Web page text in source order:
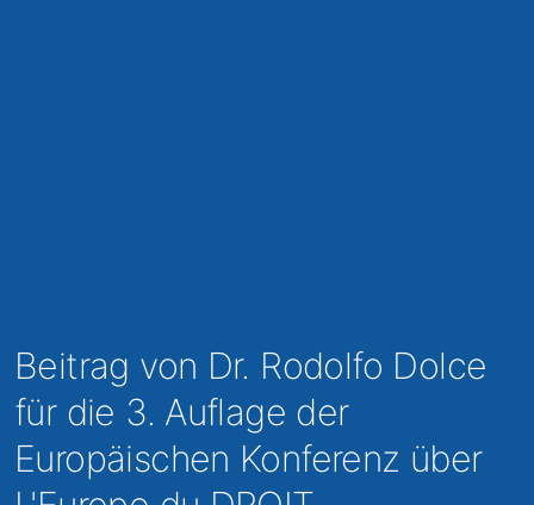
Beitrag von Dr. Rodolfo Dolce
für die 3. Auflage der
Europäischen Konferenz über